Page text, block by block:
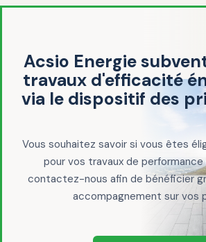
Acsio Energie
travaux d'efficacité
via le dispositif des
Vous souhaitez savoir si vous êtes
pour vos travaux de
contactez-nous afin de bénéficier
accompagnement sur vos